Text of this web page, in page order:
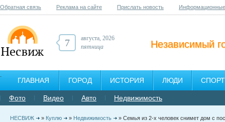
Обратная связь Реклама на сайте Прислать новость
Независимый
7
августа, 2026
пятница
ГЛАВНАЯ ГОРОД ИСТОРИЯ ЛЮДИ СПОРТ
Фото Видео Авто Недвижимость
НЕСВИЖ » Куплю » Недвижимость » Семья из 2-х человек снимет дом с